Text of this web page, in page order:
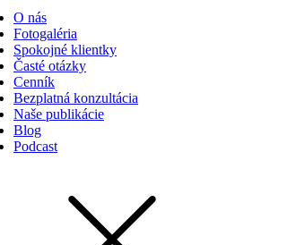
O nás
Fotogaléria
Spokojné klientky
Časté otázky
Cenník
Bezplatná konzultácia
Naše publikácie
Blog
Podcast